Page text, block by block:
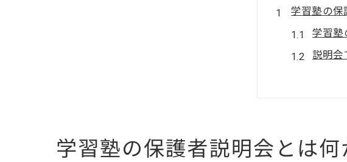
学習塾の保
学習塾
説明会
説明
安心感
学習塾の保護者説明会とは